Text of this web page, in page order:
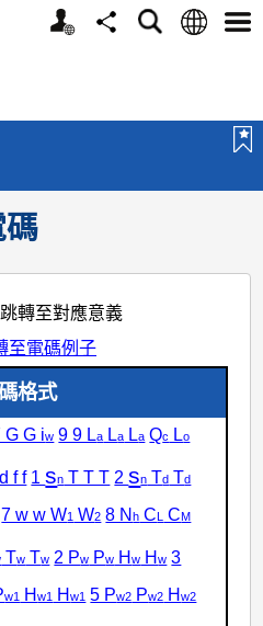
個
分
搜
語
選
碼
轉至對應意義
至電碼例子
格式
G G iw 9 9 La La La Qc Lo
f f 1sn T T T 2sn Td Td
7 w w W1 W2 8 Nh CL CM
Tw Tw 2 Pw Pw Hw Hw 3
w1 Hw1 Hw1 5 Pw2 Pw2 Hw2